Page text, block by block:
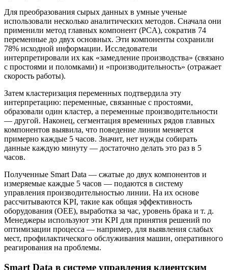
Для преобразования сырых данных в умные ученые
использовали несколько аналитических методов. Сначала они
применили метод главных компонент (PCA), сократив 74
переменные до двух основных. Эти компоненты сохранили
78% исходной информации. Исследователи
интерпретировали их как «замедление производства» (связано
с простоями и поломками) и «производительность» (отражает
скорость работы).
Затем кластеризация переменных подтвердила эту
интерпретацию: переменные, связанные с простоями,
образовали один кластер, а переменные производительности
— другой. Наконец, сегментация временных рядов главных
компонентов выявила, что поведение линии меняется
примерно каждые 5 часов. Значит, нет нужды собирать
данные каждую минуту — достаточно делать это раз в 5
часов.
Полученные Smart Data — сжатые до двух компонентов и
измеряемые каждые 5 часов — подаются в систему
управления производительностью линии. На их основе
рассчитываются KPI, такие как общая эффективность
оборудования (OEE), выработка за час, уровень брака и т. д.
Менеджеры используют эти KPI для принятия решений по
оптимизации процесса — например, для выявления слабых
мест, профилактического обслуживания машин, оперативного
реагирования на проблемы.
Smart Data в системе управления клиентским